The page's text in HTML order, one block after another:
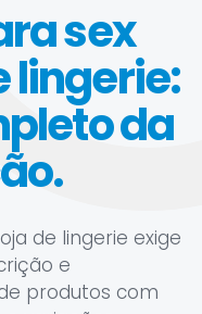
sex
lingerie:
da
de lingerie exige
e
produtos com